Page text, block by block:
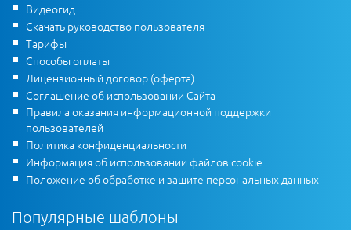
Видеогид
Скачать руководство пользователя
Тарифы
Способы оплаты
Лицензионный договор (оферта)
Соглашение об использовании Сайта
Правила оказания информационной поддержки
пользователей
Политика конфиденциальности
Информация об использовании файлов cookie
Положение об обработке и защите персональных данных
Популярные шаблоны